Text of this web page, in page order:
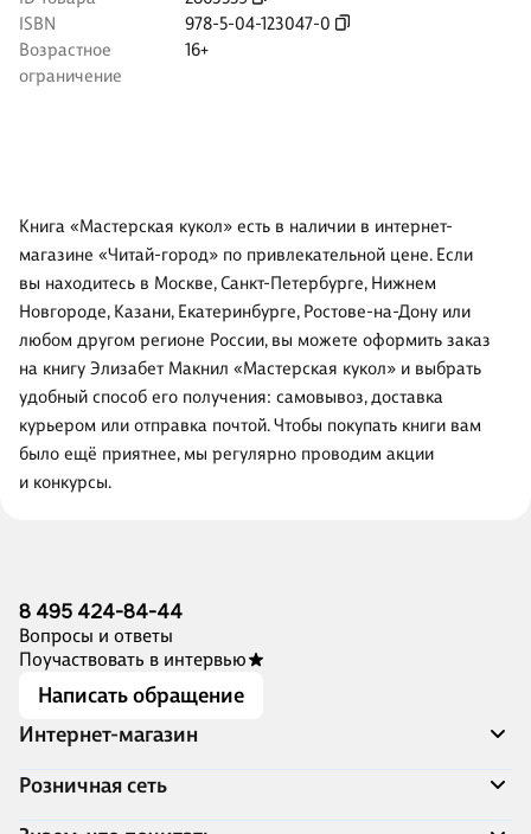
ISBN
978-5-04-123047-0
Возрастное
ограничение
16+
Книга «Мастерская кукол» есть в наличии в интернет-
магазине «Читай-город» по привлекательной цене. Если
вы находитесь в Москве, Санкт-Петербурге, Нижнем
Новгороде, Казани, Екатеринбурге, Ростове-на-Дону или
любом другом регионе России, вы можете оформить заказ
на книгу Элизабет Макнил «Мастерская кукол» и выбрать
удобный способ его получения: самовывоз, доставка
курьером или отправка почтой. Чтобы покупать книги вам
было ещё приятнее, мы регулярно проводим акции
и конкурсы.
8 495 424-84-44
Вопросы и ответы
Поучаствовать в интервью
Написать обращение
Интернет-магазин
Акции
Доставка и оплата
Розничная сеть